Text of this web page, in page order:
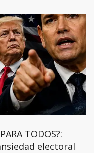
TODOS?:
electoral